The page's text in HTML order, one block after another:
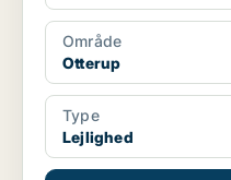
Område
Otterup
Type
Lejlighed